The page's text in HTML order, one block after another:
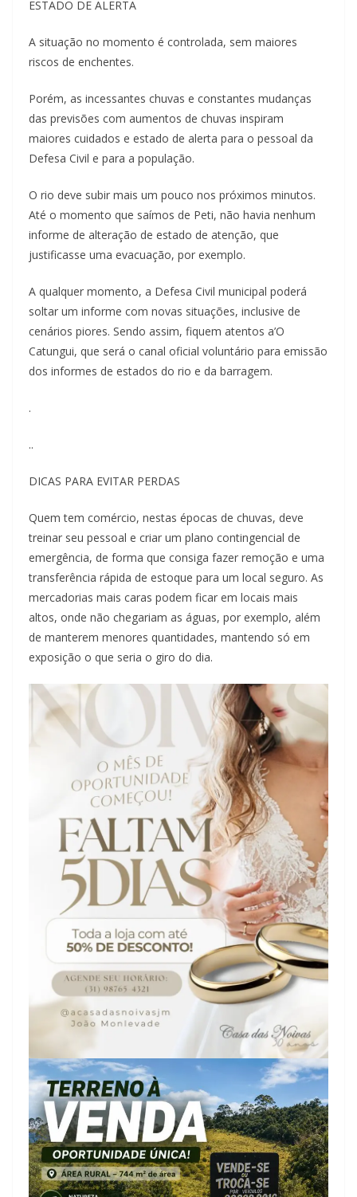
ESTADO DE ALERTA
A situação no momento é controlada, sem maiores
riscos de enchentes.
Porém, as incessantes chuvas e constantes mudanças
das previsões com aumentos de chuvas inspiram
maiores cuidados e estado de alerta para o pessoal da
Defesa Civil e para a população.
O rio deve subir mais um pouco nos próximos minutos.
Até o momento que saímos de Peti, não havia nenhum
informe de alteração de estado de atenção, que
justificasse uma evacuação, por exemplo.
A qualquer momento, a Defesa Civil municipal poderá
soltar um informe com novas situações, inclusive de
cenários piores. Sendo assim, fiquem atentos a’O
Catungui, que será o canal oficial voluntário para emissão
dos informes de estados do rio e da barragem.
.
..
DICAS PARA EVITAR PERDAS
Quem tem comércio, nestas épocas de chuvas, deve
treinar seu pessoal e criar um plano contingencial de
emergência, de forma que consiga fazer remoção e uma
transferência rápida de estoque para um local seguro. As
mercadorias mais caras podem ficar em locais mais
altos, onde não chegariam as águas, por exemplo, além
de manterem menores quantidades, mantendo só em
exposição o que seria o giro do dia.